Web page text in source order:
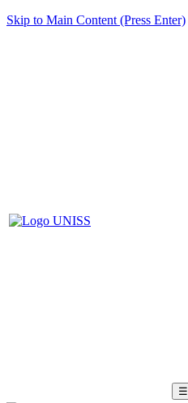
Skip to Main Content (Press Enter)
☰